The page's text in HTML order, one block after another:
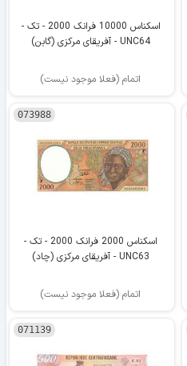
اسکناس 10000 فرانک 2000 - تک -
UNC64 - آفریقای مرکزی (گابن)
اتمام (فعلا موجود نیست)
073988
اسکناس 2000 فرانک 2000 - تک -
UNC63 - آفریقای مرکزی (چاد)
اتمام (فعلا موجود نیست)
071139